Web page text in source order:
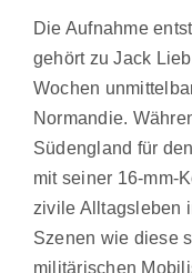
Die Aufnahme
gehört zu Jack
Wochen
Normandie.
Südengland für
mit seiner 16-mm-
zivile Alltagsleben
Szenen wie diese
militärischen